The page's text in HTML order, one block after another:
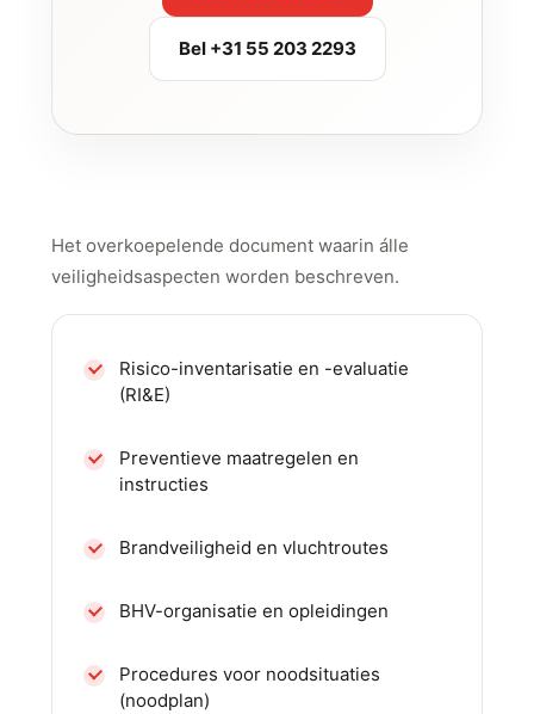
Bel +31 55 203 2293
Het overkoepelende document waarin álle
veiligheidsaspecten worden beschreven.
Risico-inventarisatie en -evaluatie
(RI&E)
Preventieve maatregelen en
instructies
Brandveiligheid en vluchtroutes
BHV-organisatie en opleidingen
Procedures voor noodsituaties
(noodplan)